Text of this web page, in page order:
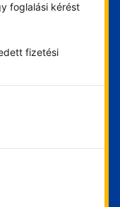
foglalási kérést
fizetési